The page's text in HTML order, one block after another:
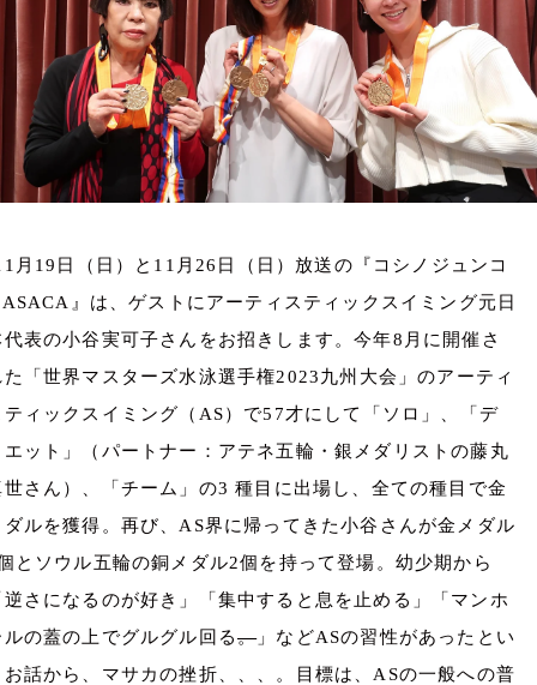
月 19 日（日）と 11 月 26 日（日）放送の『コシノジュンコ
』は、ゲストにアーティスティックスイミング元日
代表の小谷実可子さんをお招きします。今年8 月に開催さ
た「世界マスターズ水泳選手権2023九州大会」のアーティ
ティックスイミング（ AS）で57才にして「ソロ」、「デ
エット」（パートナー：アテネ五輪・銀メダリストの藤丸
世さん）、「チーム」の3種目に出場し、全ての種目で金
ダルを獲得。再び、AS界に帰ってきた小谷さんが金メダル
とソウル五輪の銅メダル2個を持って登場。幼少期から
逆さになるのが好き」「集中すると息を止める」「マンホ
ルの蓋の上でグルグル回る。」などASの習性があったとい
お話から、マサカの挫折、、、。目標は、ASの一般への普